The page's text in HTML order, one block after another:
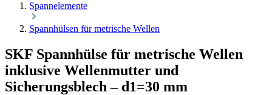
Spannelemente
Spannhülsen für metrische Wellen
SKF Spannhülse für metrische Wellen
inklusive Wellenmutter und
Sicherungsblech – d1=30 mm